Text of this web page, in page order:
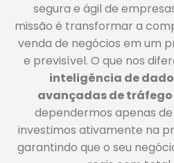
segura e ágil de
missão é transformar a
venda de negócios em um
e previsível. O que nos
inteligência de
avançadas de
dependermos apenas
investimos ativamente na
garantindo que o seu